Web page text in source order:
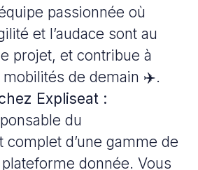
passionnée où
et l’audace sont au
projet, et contribue à
de demain ✈️.
Expliseat :
du
d’une gamme de
donnée. Vous